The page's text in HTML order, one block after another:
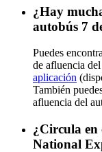
¿Hay
autobús 7
Puedes
de afluencia
aplicación
También
afluencia del
¿Circula en
National